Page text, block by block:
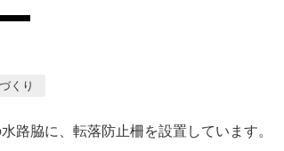
くり
路脇に、転落防止柵を設置しています。